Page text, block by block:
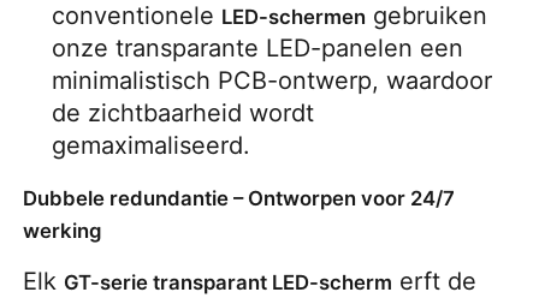
SMD LED Scherm
Buiten LED-displaybord
Buiten geleid reclamebord
conventionele LED-schermen gebruiken
onze transparante LED-panelen een
minimalistisch PCB-ontwerp, waardoor
de zichtbaarheid wordt
gemaximaliseerd.
Dubbele redundantie – Ontworpen voor 24/7
werking
Elk GT-serie transparant LED-scherm erft de